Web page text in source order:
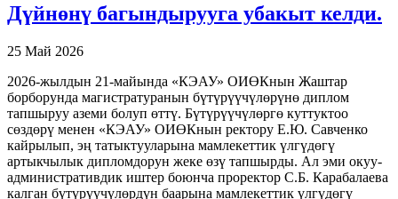
Дүйнөнү багындырууга убакыт келди.
25 Май 2026
2026-жылдын 21-майында «КЭАУ» ОИӨКнын Жаштар
борборунда магистратуранын бүтүрүүчүлөрүнө диплом
тапшыруу аземи болуп өттү. Бүтүрүүчүлөргө куттуктоо
сөздөрү менен «КЭАУ» ОИӨКнын ректору Е.Ю. Савченко
кайрылып, эң татыктууларына мамлекеттик үлгүдөгү
артыкчылык дипломдорун жеке өзү тапшырды. Ал эми окуу-
административдик иштер боюнча проректор С.Б. Карабалаева
калган бүтүрүүчүлөрдүн баарына мамлекеттик үлгүдөгү